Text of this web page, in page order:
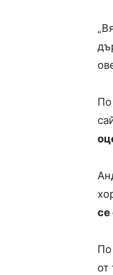
По
се
По
от